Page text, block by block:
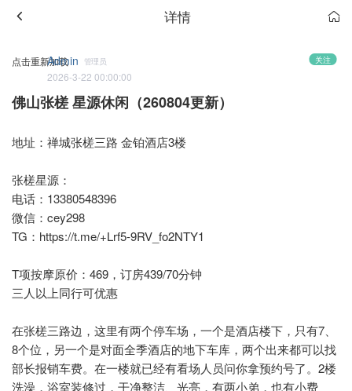
详情
点击重新加载 关注
Admin 管理员
2026-3-22 00:00:00
佛山张槎 星源休闲（260804更新）
地址：禅城张槎三路 金铂酒店3楼
张槎星源：
电话：13380548396
微信：cey298
TG： https://t.me/+Lrf5-9RV_fo2NTY1
T项按摩原价：469，订房439/70分钟
三人以上同行可优惠
在张槎三路边，这里有两个停车场，一个是酒店楼下，只有7、
8个位，另一个是对面全季酒店的地下车库，两个出来都可以找
部长报销车费。在一楼就已经有看场人员问你拿预约号了。2楼
洗澡，浴室装修过，干净整洁、光亮，有两小弟，也有小费